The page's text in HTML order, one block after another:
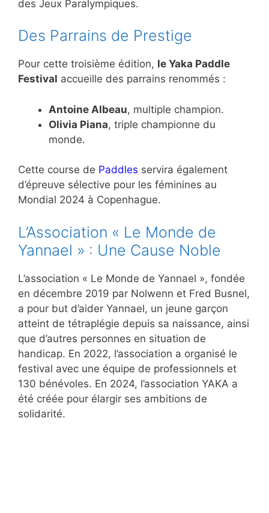
des Jeux Paralympiques.
Des Parrains de Prestige
Pour cette troisième édition, le Yaka Paddle
Festival accueille des parrains renommés :
Antoine Albeau, multiple champion.
Olivia Piana, triple championne du
monde.
Cette course de Paddles servira également
d’épreuve sélective pour les féminines au
Mondial 2024 à Copenhague.
L’Association « Le Monde de
Yannael » : Une Cause Noble
L’association « Le Monde de Yannael », fondée
en décembre 2019 par Nolwenn et Fred Busnel,
a pour but d’aider Yannael, un jeune garçon
atteint de tétraplégie depuis sa naissance, ainsi
que d’autres personnes en situation de
handicap. En 2022, l’association a organisé le
festival avec une équipe de professionnels et
130 bénévoles. En 2024, l’association YAKA a
été créée pour élargir ses ambitions de
solidarité.